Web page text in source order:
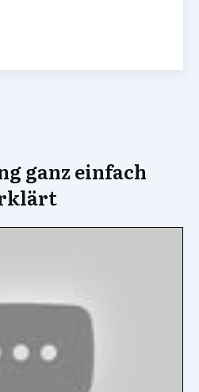
ganz einfach